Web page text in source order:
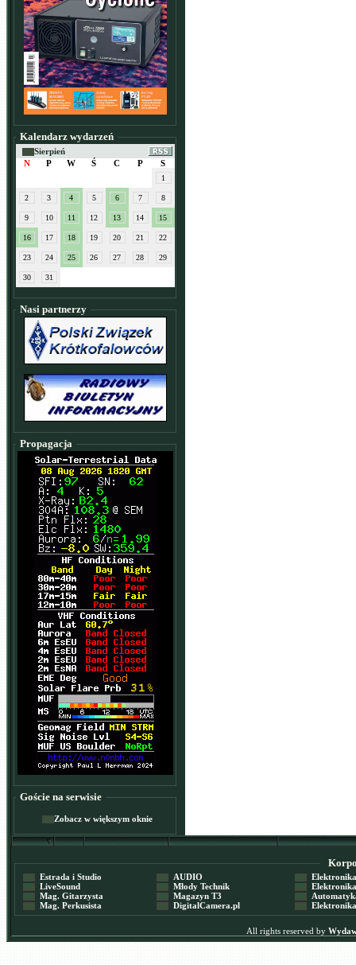
Kalendarz wydarzeń
Sierpień
N
P W Ś C P S
1
2 3 4 5 6 7 8
9 10 11 12 13 14 15
16 17 18 19 20 21 22
23 24 25 26 27 28 29
30 31
Nasi partnerzy
Propagacja
Goście na serwisie
Zobacz w większym oknie
Estrada i Studio
LiveSound
Mag. Gitarzysta
Mag. Perkusista
AUDIO
Młody Technik
Magazyn T3
DigitalCamera.pl
Elektronika
Elektronika
Automatyka
Elektronika
All rights reserved by